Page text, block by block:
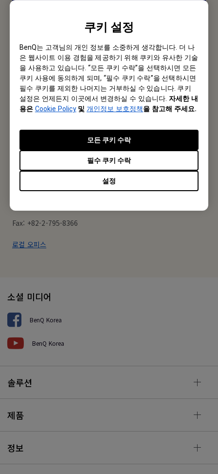
쿠키 설정
BenQ는 고객님의 개인 정보를 소중하게 생각합니다. 더 나
은 웹사이트 이용 경험을 제공하기 위해 쿠키와 유사한 기술
을 사용하고 있습니다. “모든 쿠키 수락”을 선택하시면 모든
쿠키 사용에 동의하게 되며, “필수 쿠키 수락”을 선택하시면
필수 쿠키를 제외한 나머지는 거부하실 수 있습니다. 쿠키
설정은 언제든지 이곳에서 변경하실 수 있습니다. 자세한 내
용은 Cookie Policy및 개인정보 보호정책을 참고해 주세요.
설정
필수 쿠키 수락
모든 쿠키 수락
Be the first to hear from us.
Subscribe
로컬 오피스
주소: 서울시 구로구 구로동 212-8 대륭포스트타워 1차 1801호
Fax: +82-2-795-8366
로컬 오피스
소셜 미디어
BenQ Korea
BenQ Korea
솔루션
제품
정보